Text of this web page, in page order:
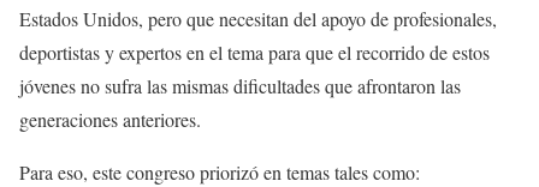
Estados Unidos, pero que necesitan del apoyo de profesionales,
deportistas y expertos en el tema para que el recorrido de estos
jóvenes no sufra las mismas dificultades que afrontaron las
generaciones anteriores.
Para eso, este congreso priorizó en temas tales como: